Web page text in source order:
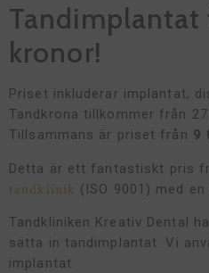
kronor!
Priset inkluderar implantat,
Tandkrona tillkommer från
Tillsammans är priset från 9
Detta är ett fantastiskt pris
tandklinik (ISO 9001) med
Tandkliniken Kreativ Dental
sätta in tandimplantat. Vi
implantat.